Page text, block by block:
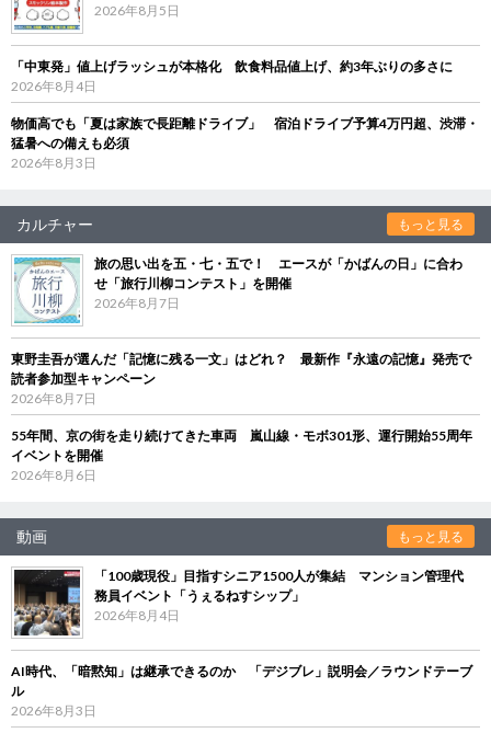
2026年8月5日
「中東発」値上げラッシュが本格化 飲食料品値上げ、約3年ぶりの多さに
2026年8月4日
物価高でも「夏は家族で長距離ドライブ」 宿泊ドライブ予算4万円超、渋滞・
猛暑への備えも必須
2026年8月3日
カルチャー もっと見る
旅の思い出を五・七・五で！ エースが「かばんの日」に合わ
せ「旅行川柳コンテスト」を開催
2026年8月7日
東野圭吾が選んだ「記憶に残る一文」はどれ？ 最新作『永遠の記憶』発売で
読者参加型キャンペーン
2026年8月7日
55年間、京の街を走り続けてきた車両 嵐山線・モボ301形、運行開始55周年
イベントを開催
2026年8月6日
動画 もっと見る
「100歳現役」目指すシニア1500人が集結 マンション管理代
務員イベント「うぇるねすシップ」
2026年8月4日
AI時代、「暗黙知」は継承できるのか 「デジブレ」説明会／ラウンドテーブ
ル
2026年8月3日